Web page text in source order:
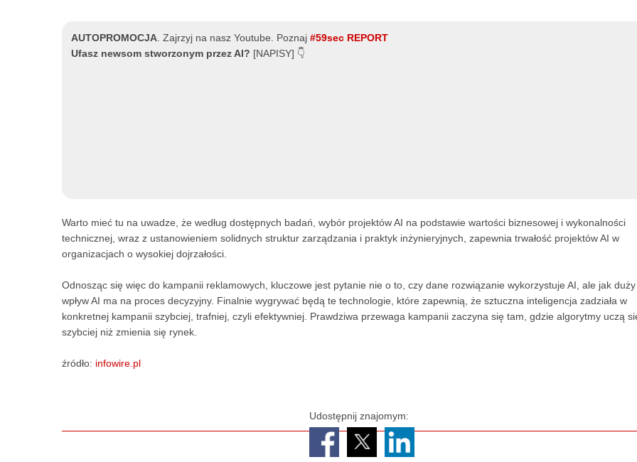
AUTOPROMOCJA.Zajrzyj na nasz Youtube. Poznaj#59sec REPORT
Ufasz newsom stworzonym przez AI? [NAPISY] 👇
Warto mieć tu na uwadze, że według dostępnych badań, wybór projektów AI na podstawie wartości biznesowej i wykonalności
technicznej, wraz z ustanowieniem solidnych struktur zarządzania i praktyk inżynieryjnych, zapewnia trwałość projektów AI w
organizacjach o wysokiej dojrzałości.
Odnosząc się więc do kampanii reklamowych, kluczowe jest pytanie nie o to, czy dane rozwiązanie wykorzystuje AI, ale jak duży
wpływ AI ma na proces decyzyjny. Finalnie wygrywać będą te technologie, które zapewnią, że sztuczna inteligencja zadziała w
konkretnej kampanii szybciej, trafniej, czyli efektywniej. Prawdziwa przewaga kampanii zaczyna się tam, gdzie algorytmy uczą
szybciej niż zmienia się rynek.
źródło: infowire.pl
Udostępnij znajomym: